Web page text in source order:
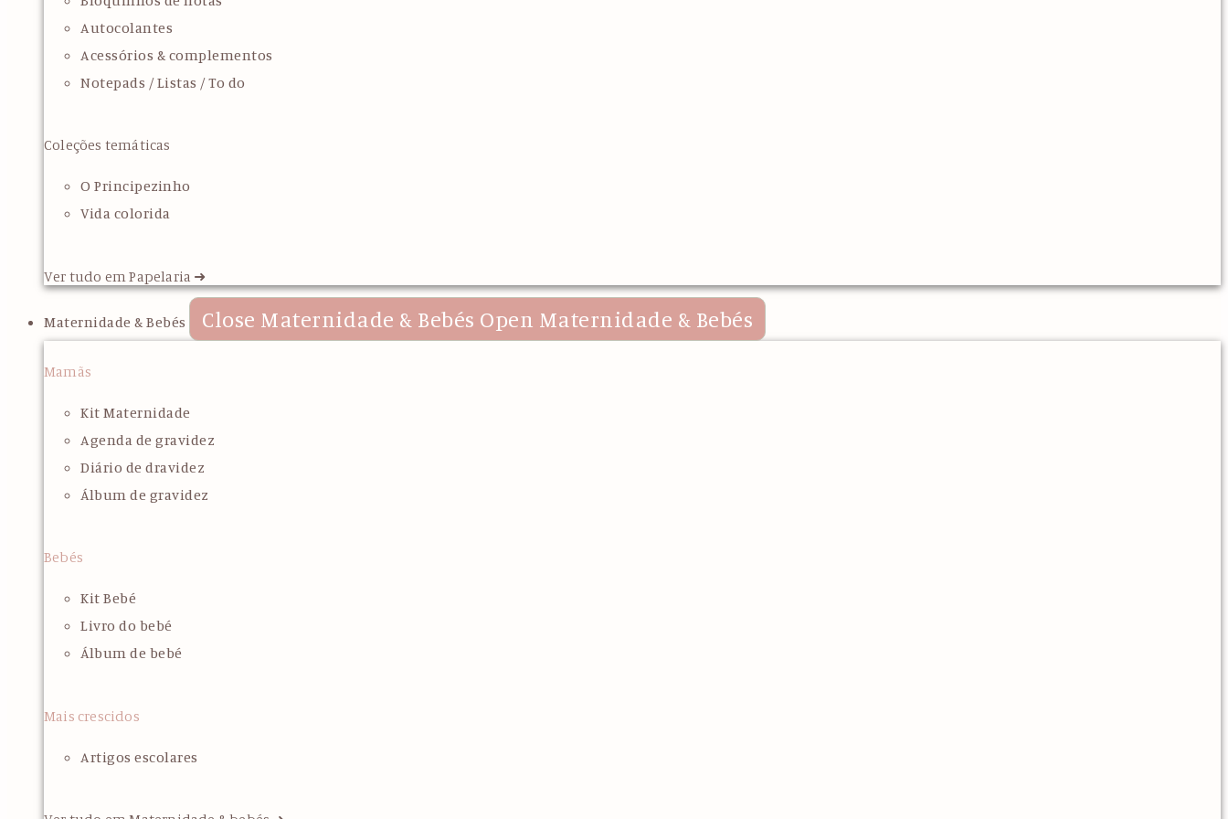
Autocolantes
Acessórios & complementos
Notepads / Listas / To do
Coleções temáticas
O Principezinho
Vida colorida
Ver tudo em Papelaria ➜
Maternidade & Bebés Close Maternidade & Bebés Open Maternidade & Bebés
Mamãs
Kit Maternidade
Agenda de gravidez
Diário de dravidez
Álbum de gravidez
Bebés
Kit Bebé
Livro do bebé
Álbum de bebé
Mais crescidos
Artigos escolares